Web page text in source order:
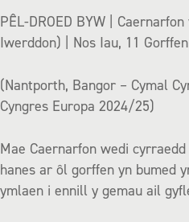
PÊL-DROED BYW |
Iwerddon) | Nos Iau, 11
(Nantporth, Bangor – Cymal
Cyngres Europa 2024/25)
Mae Caernarfon wedi
hanes ar ôl gorffen yn bumed
ymlaen i ennill y gemau ail